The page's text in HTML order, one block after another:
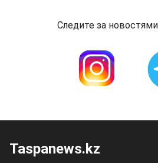
Следите за
Taspanews.kz